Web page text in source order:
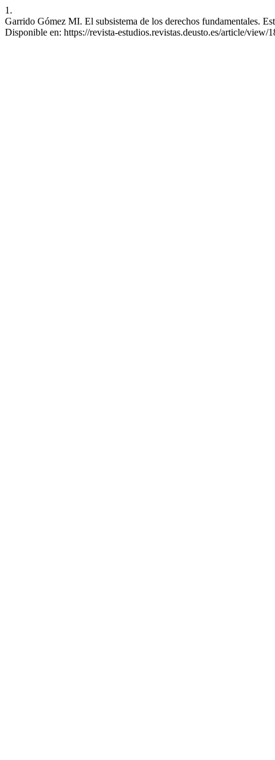
1.
Garrido Gómez MI. El subsistema de los derechos fundamentales.
Disponible en: https://revista-estudios.revistas.deusto.es/article/view/